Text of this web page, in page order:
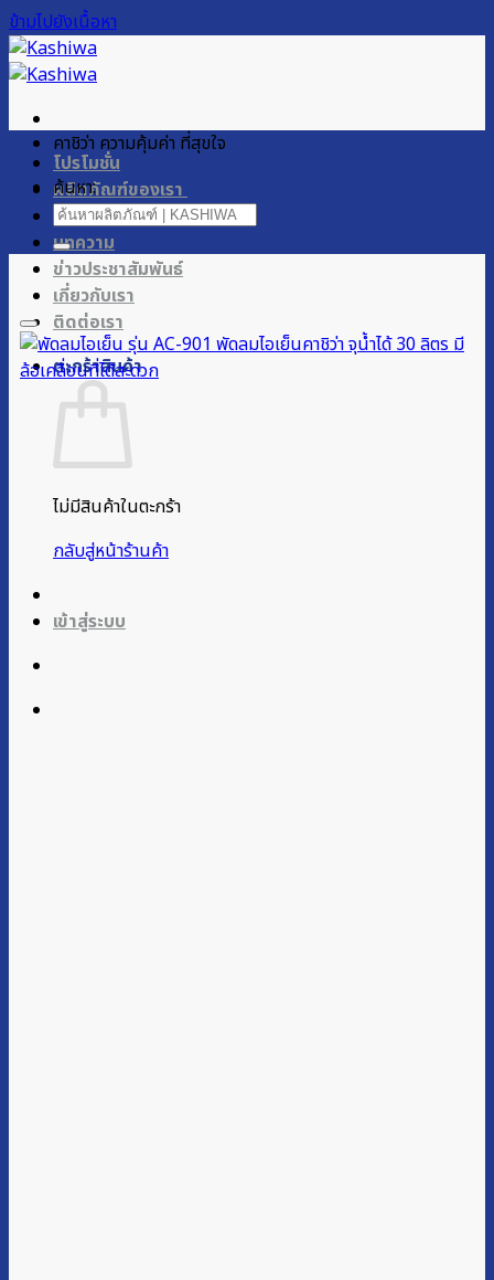
ข้ามไปยังเนื้อหา
โปรโมชั่น
ผลิตภัณฑ์ของเรา
การสนับสนุน
บทความ
ข่าวประชาสัมพันธ์
เกี่ยวกับเรา
ติดต่อเรา
ตะกร้าสินค้า
ไม่มีสินค้าในตะกร้า
กลับสู่หน้าร้านค้า
เข้าสู่ระบบ
คาชิว่า ความคุ้มค่า ที่สุขใจ
ค้นหา: